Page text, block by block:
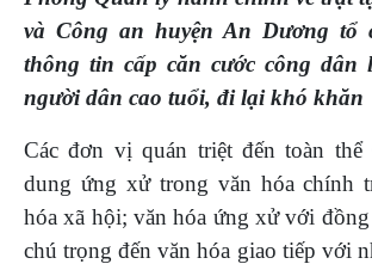
và Công an huyện An Dương tổ
thông tin cấp căn cước công dân
người dân cao tuổi, đi lại khó khăn
Các đơn vị quán triệt đến toàn thể
dung ứng xử trong văn hóa chính
hóa xã hội; văn hóa ứng xử với
chú trọng đến văn hóa giao tiếp với